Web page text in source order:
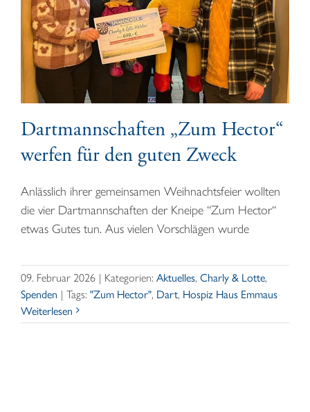
Dartmannschaften „Zum Hector“
werfen für den guten Zweck
Anlässlich ihrer gemeinsamen Weihnachtsfeier wollten
die vier Dartmannschaften der Kneipe “Zum Hector“
etwas Gutes tun. Aus vielen Vorschlägen wurde
09. Februar 2026 | Kategorien: Aktuelles, Charly & Lotte,
Spenden | Tags: "Zum Hector", Dart, Hospiz Haus Emmaus
Weiterlesen